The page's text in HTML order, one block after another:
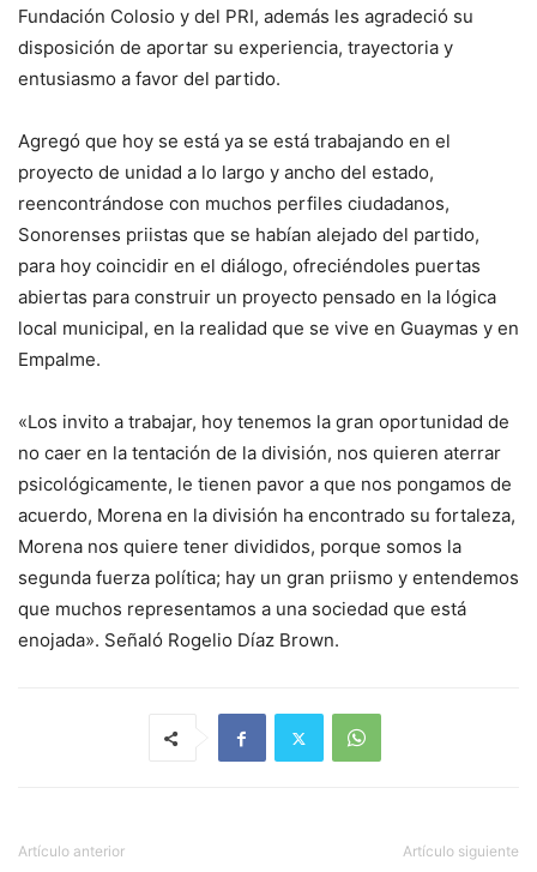
Fundación Colosio y del PRI, además les agradeció su
disposición de aportar su experiencia, trayectoria y
entusiasmo a favor del partido.
Agregó que hoy se está ya se está trabajando en el
proyecto de unidad a lo largo y ancho del estado,
reencontrándose con muchos perfiles ciudadanos,
Sonorenses priistas que se habían alejado del partido,
para hoy coincidir en el diálogo, ofreciéndoles puertas
abiertas para construir un proyecto pensado en la lógica
local municipal, en la realidad que se vive en Guaymas y en
Empalme.
«Los invito a trabajar, hoy tenemos la gran oportunidad de
no caer en la tentación de la división, nos quieren aterrar
psicológicamente, le tienen pavor a que nos pongamos de
acuerdo, Morena en la división ha encontrado su fortaleza,
Morena nos quiere tener divididos, porque somos la
segunda fuerza política; hay un gran priismo y entendemos
que muchos representamos a una sociedad que está
enojada». Señaló Rogelio Díaz Brown.
Artículo anterior Artículo siguiente